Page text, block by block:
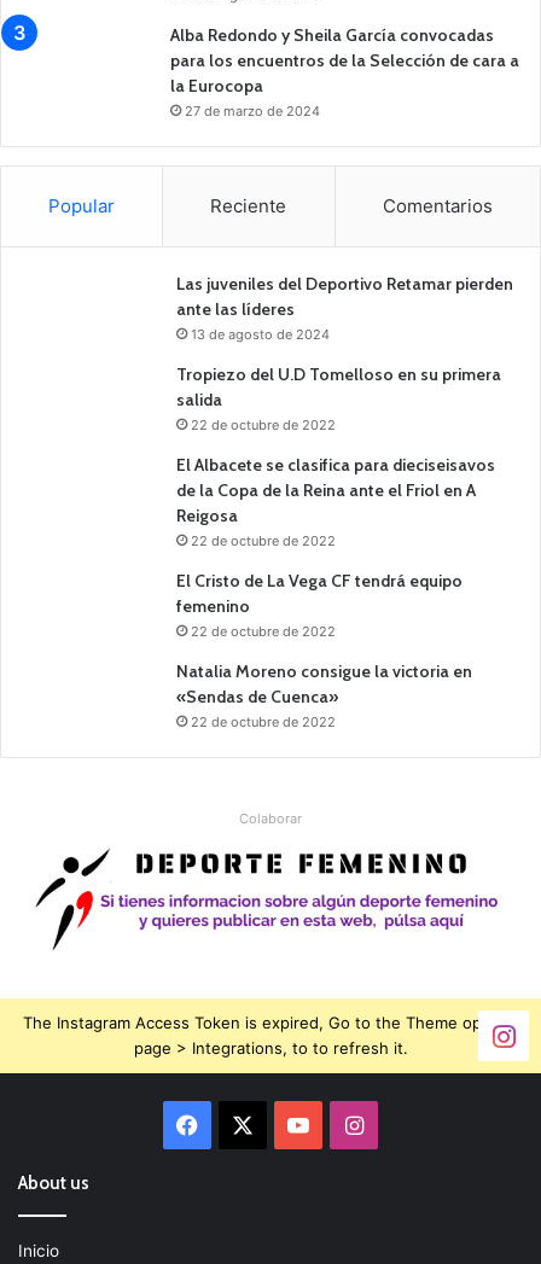
Alba Redondo y Sheila García convocadas
para los encuentros de la Selección de cara a
la Eurocopa
27 de marzo de 2024
Popular Reciente Comentarios
Las juveniles del Deportivo Retamar pierden
ante las líderes
13 de agosto de 2024
Tropiezo del U.D Tomelloso en su primera
salida
22 de octubre de 2022
El Albacete se clasifica para dieciseisavos
de la Copa de la Reina ante el Friol en A
Reigosa
22 de octubre de 2022
El Cristo de La Vega CF tendrá equipo
femenino
22 de octubre de 2022
Natalia Moreno consigue la victoria en
«Sendas de Cuenca»
22 de octubre de 2022
Colaborar
The Instagram Access Token is expired, Go to the Theme options
page > Integrations, to to refresh it.
Facebook YouTubeInstagram
About us
Inicio